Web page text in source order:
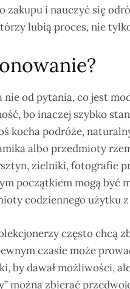
zakupu i nauczyć się
lubią proces, nie
nie od pytania, co jest
bo inaczej szybko
kocha podróże,
albo przedmioty
zielniki, fotografie
początkiem mogą być
codziennego użytku
często chcą
czasie może
by dawał możliwości,
można zbierać